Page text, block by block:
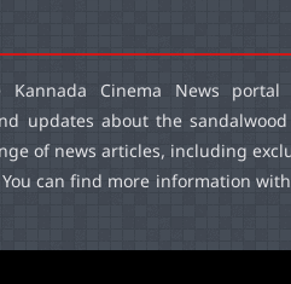
Cinema News portal
updates about the
of news articles, including
can find more information